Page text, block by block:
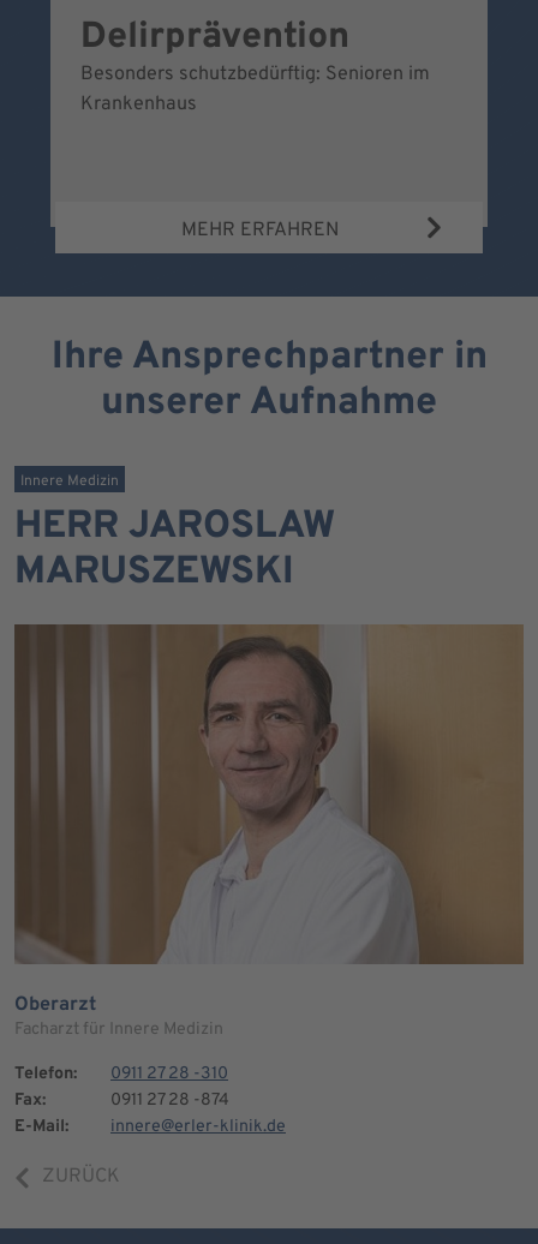
Delirprävention
Besonders schutzbedürftig: Senioren im
Krankenhaus
MEHR ERFAHREN
Ihre Ansprechpartner in
unserer Aufnahme
Innere Medizin
HERR JAROSLAW
MARUSZEWSKI
Oberarzt
Facharzt für Innere Medizin
Telefon:
0911 27 28 -310
Fax:
0911 27 28 -874
E-Mail:
innere@erler-klinik.de
ZURÜCK